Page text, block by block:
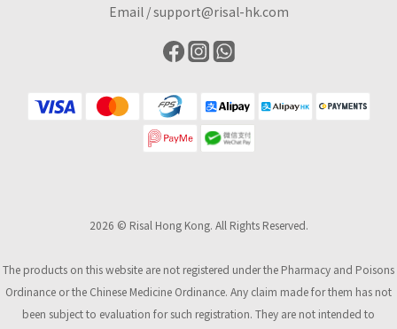
Email /support@risal-hk.com
2026 © Risal Hong Kong. All Rights Reserved.
The products on this website are not registered under the Pharmacy and Poisons
Ordinance or the Chinese Medicine Ordinance. Any claim made for them has not
been subject to evaluation for such registration. They are not intended to